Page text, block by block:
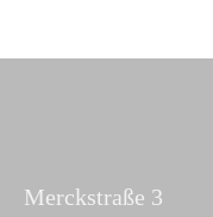
Merckstraße 3